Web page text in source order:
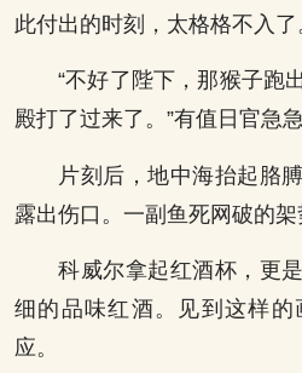
此付出的时刻，太格格不入了
“不好了陛下，那猴子跑
殿打了过来了。”有值日官急
片刻后，地中海抬起胳
露出伤口。一副鱼死网破的架
科威尔拿起红酒杯，更
细的品味红酒。见到这样
应。